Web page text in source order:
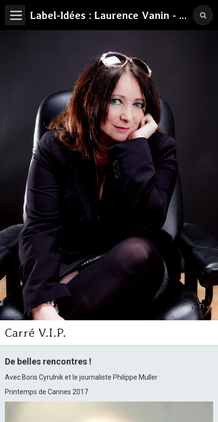
Label-Idées : Laurence Vanin - Philosophe
Carré V.I.P.
De belles rencontres !
Avec Boris Cyrulnik et le journaliste Philippe Muller
Printemps de Cannes 2017